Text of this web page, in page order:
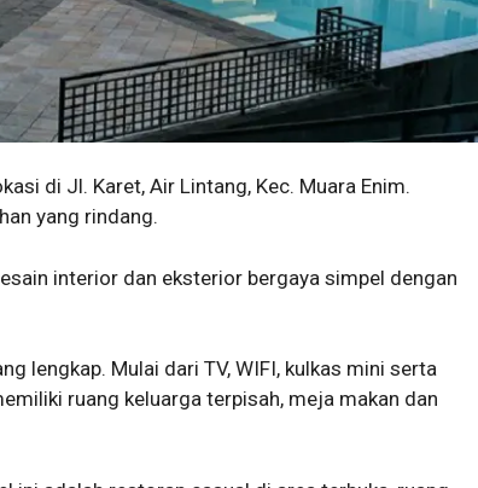
di Jl. Karet, Air Lintang, Kec. Muara Enim.
yang rindang.
interior dan eksterior bergaya simpel dengan
lengkap. Mulai dari TV, WIFI, kulkas mini serta
ruang keluarga terpisah, meja makan dan